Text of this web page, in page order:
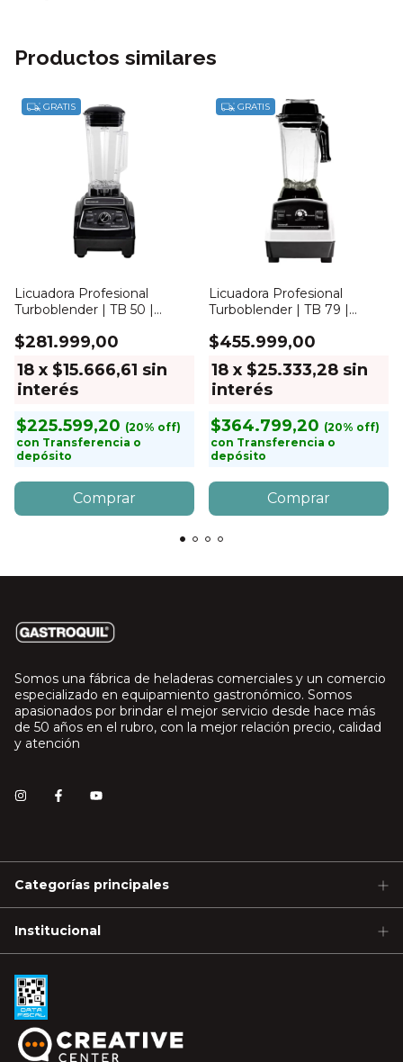
Productos similares
GRATIS
Licuadora Profesional
Turboblender | TB 50 |
$281.999,00
18 x $15.666,61 sin
interés
$225.599,20
con Transferencia o
depósito
GRATIS
Licuadora Profesional
Turboblender | TB 79 |
$455.999,00
18 x $25.333,28 sin
interés
$364.799,20
con Transferencia o
depósito
Somos una fábrica de heladeras comerciales y un comercio
especializado en equipamiento gastronómico. Somos
apasionados por brindar el mejor servicio desde hace más
de 50 años en el rubro, con la mejor relación precio, calidad
y atención
Categorías principales
Institucional